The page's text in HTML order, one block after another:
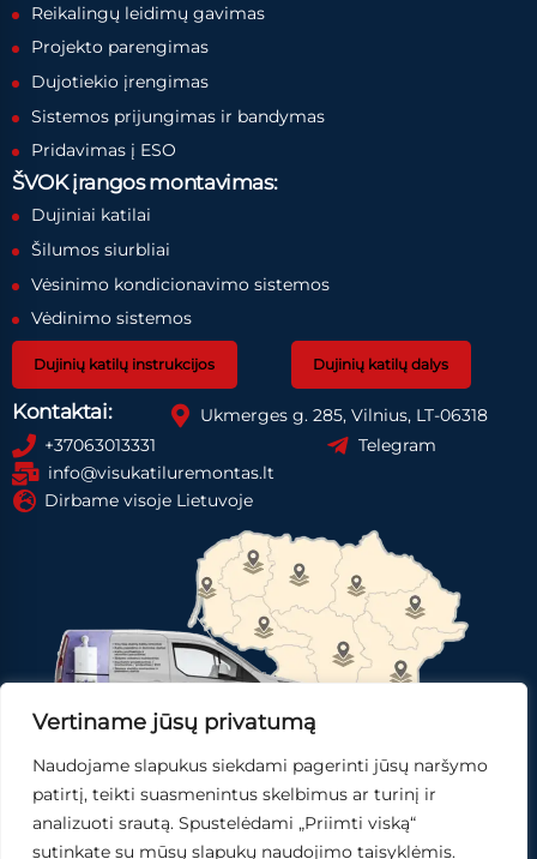
Vertiname jūsų privatumą
Naudojame slapukus siekdami pagerinti jūsų naršymo
patirtį, teikti suasmenintus skelbimus ar turinį ir
analizuoti srautą. Spustelėdami „Priimti viską“
sutinkate su mūsų slapukų naudojimo taisyklėmis.
Reikalingų leidimų gavimas
Projekto parengimas
Dujotiekio įrengimas
Sistemos prijungimas ir bandymas
Pridavimas į ESO
ŠVOK įrangos montavimas:
Dujiniai katilai
Šilumos siurbliai
Vėsinimo kondicionavimo sistemos
Vėdinimo sistemos
Dujinių katilų instrukcijos Dujinių katilų dalys
Kontaktai:
Ukmerges g. 285, Vilnius, LT-06318
+37063013331
Telegram
info@visukatiluremontas.lt
Dirbame visoje Lietuvoje
Registruotis paslaugai Gauti pasiūlymą